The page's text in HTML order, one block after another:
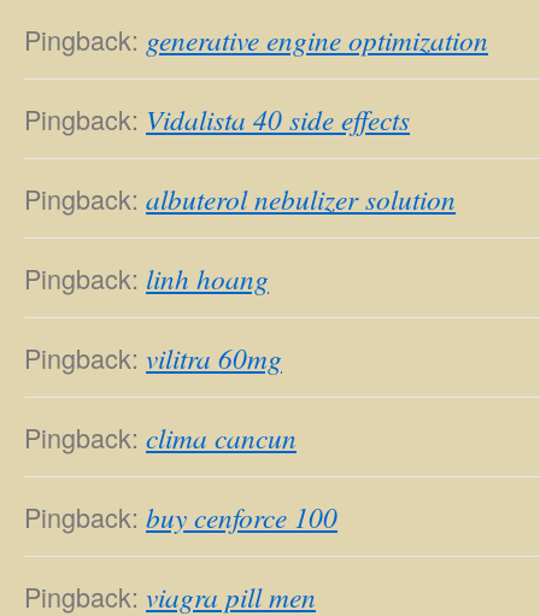
Pingback: generative engine optimization
Pingback: Vidalista 40 side effects
Pingback: albuterol nebulizer solution
Pingback: linh hoang
Pingback: vilitra 60mg
Pingback: clima cancun
Pingback: buy cenforce 100
Pingback: viagra pill men